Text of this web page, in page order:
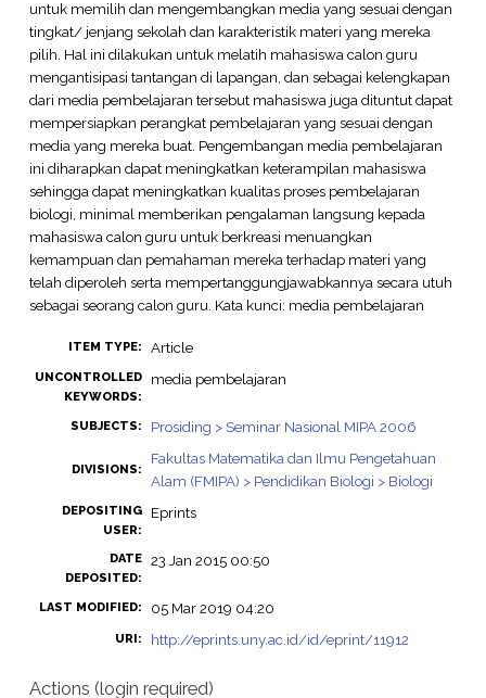
untuk memilih dan mengembangkan media yang sesuai dengan
tingkat/ jenjang sekolah dan karakteristik materi yang mereka
pilih. Hal ini dilakukan untuk melatih mahasiswa calon guru
mengantisipasi tantangan di lapangan, dan sebagai kelengkapan
dari media pembelajaran tersebut mahasiswa juga dituntut dapat
mempersiapkan perangkat pembelajaran yang sesuai dengan
media yang mereka buat. Pengembangan media pembelajaran
ini diharapkan dapat meningkatkan keterampilan mahasiswa
sehingga dapat meningkatkan kualitas proses pembelajaran
biologi, minimal memberikan pengalaman langsung kepada
mahasiswa calon guru untuk berkreasi menuangkan
kemampuan dan pemahaman mereka terhadap materi yang
telah diperoleh serta mempertanggungjawabkannya secara utuh
sebagai seorang calon guru. Kata kunci: media pembelajaran
ITEM TYPE: Article
UNCONTROLLED
KEYWORDS:
media pembelajaran
SUBJECTS: Prosiding > Seminar Nasional MIPA 2006
DIVISIONS:
Fakultas Matematika dan Ilmu Pengetahuan
Alam (FMIPA) > Pendidikan Biologi > Biologi
DEPOSITING
USER:
Eprints
DATE
DEPOSITED:
23 Jan 2015 00:50
LAST MODIFIED: 05 Mar 2019 04:20
URI: http://eprints.uny.ac.id/id/eprint/11912
Actions (login required)